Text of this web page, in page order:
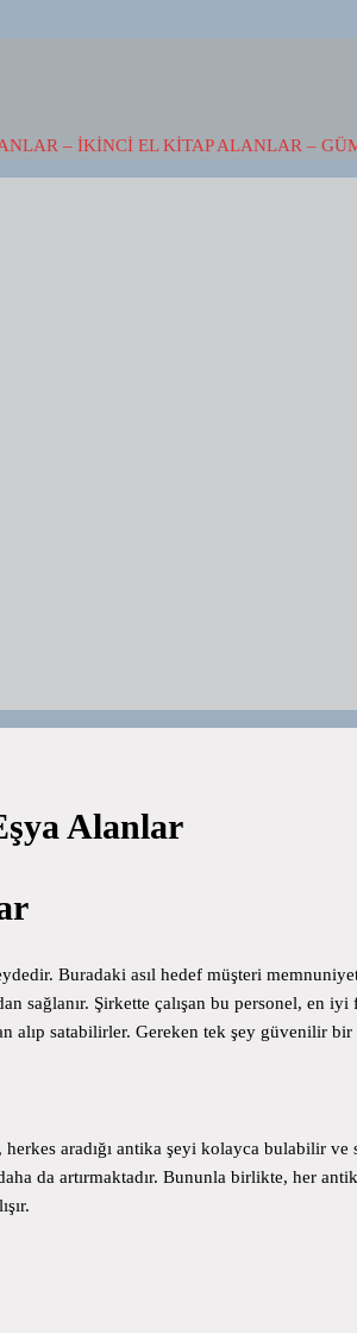
– İKINCI EL KITAP ALANLAR –
Alanlar
Buradaki asıl hedef müşteri
sağlanır. Şirkette çalışan bu personel, en
satabilirler. Gereken tek şey güvenilir bir
herkes aradığı antika şeyi kolayca
da artırmaktadır. Bununla birlikte, her